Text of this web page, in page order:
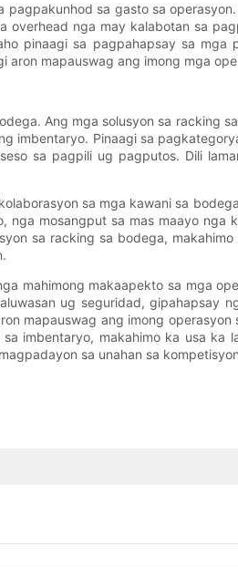
sa gasto sa
nga may kalabotan sa
pinaagi sa pagpahapsay sa mga
mapauswag ang imong mga
Ang mga solusyon sa racking
imbentaryo. Pinaagi sa
sa pagpili ug pagputos. Dili
sa mga kawani sa
mosangput sa mas maayo nga
sa racking sa bodega,
mahimong makaapekto sa mga
ug seguridad, gipahapsay
mapauswag ang imong
imbentaryo, makahimo ka usa
sa unahan sa